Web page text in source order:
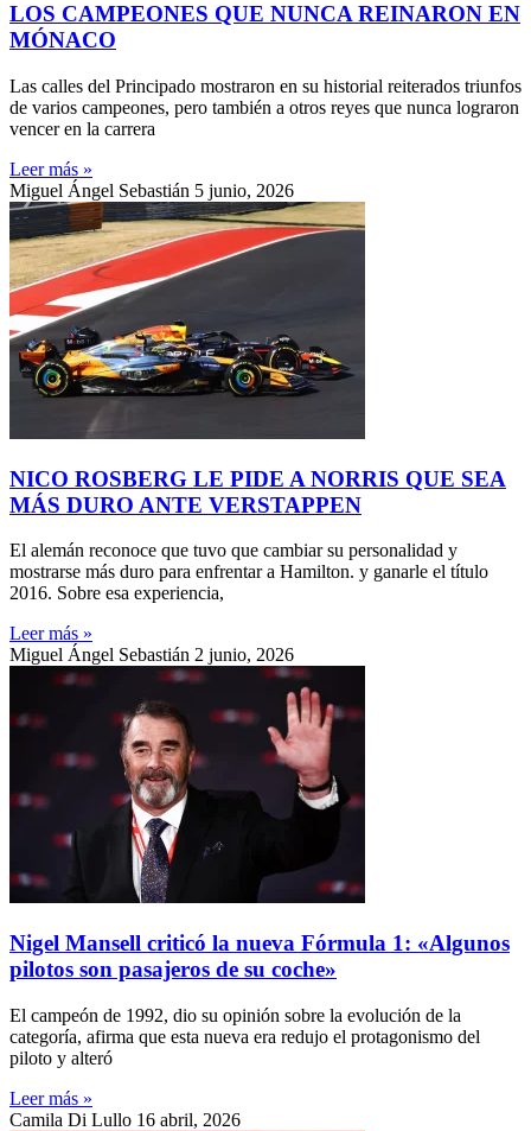
LOS CAMPEONES QUE NUNCA REINARON EN
MÓNACO
Las calles del Principado mostraron en su historial reiterados triunfos
de varios campeones, pero también a otros reyes que nunca lograron
vencer en la carrera
Leer más »
Miguel Ángel Sebastián 5 junio, 2026
NICO ROSBERG LE PIDE A NORRIS QUE SEA
MÁS DURO ANTE VERSTAPPEN
El alemán reconoce que tuvo que cambiar su personalidad y
mostrarse más duro para enfrentar a Hamilton. y ganarle el título
2016. Sobre esa experiencia,
Leer más »
Miguel Ángel Sebastián 2 junio, 2026
Nigel Mansell criticó la nueva Fórmula 1: «Algunos
pilotos son pasajeros de su coche»
El campeón de 1992, dio su opinión sobre la evolución de la
categoría, afirma que esta nueva era redujo el protagonismo del
piloto y alteró
Leer más »
Camila Di Lullo 16 abril, 2026